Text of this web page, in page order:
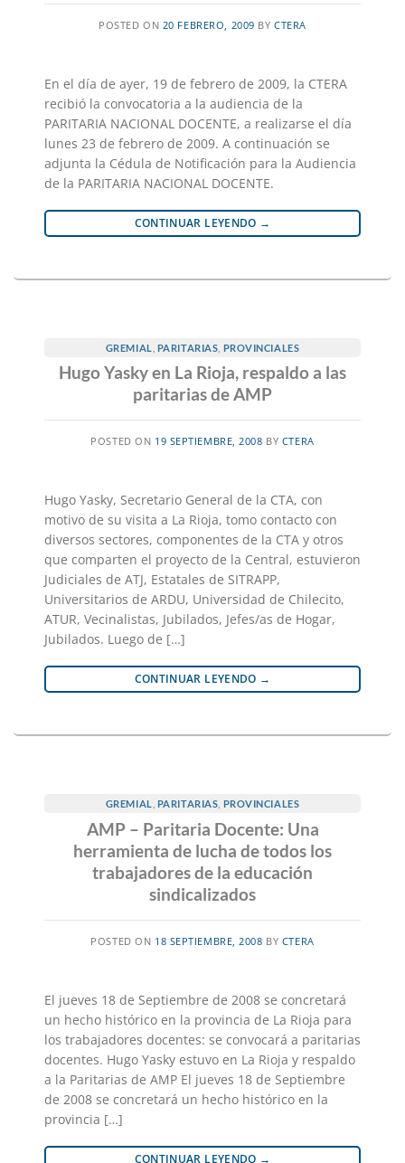
POSTED ON 20 FEBRERO, 2009 BY CTERA
En el día de ayer, 19 de febrero de 2009, la CTERA
recibió la convocatoria a la audiencia de la
PARITARIA NACIONAL DOCENTE, a realizarse el día
lunes 23 de febrero de 2009. A continuación se
adjunta la Cédula de Notificación para la Audiencia
de la PARITARIA NACIONAL DOCENTE.
CONTINUAR LEYENDO →
GREMIAL PARITARIAS PROVINCIALES
Hugo Yasky en La Rioja, respaldo a las
paritarias de AMP
POSTED ON 19 SEPTIEMBRE, 2008 BY CTERA
Hugo Yasky, Secretario General de la CTA, con
motivo de su visita a La Rioja, tomo contacto con
diversos sectores, componentes de la CTA y otros
que comparten el proyecto de la Central, estuvieron
Judiciales de ATJ, Estatales de SITRAPP,
Universitarios de ARDU, Universidad de Chilecito,
ATUR, Vecinalistas, Jubilados, Jefes/as de Hogar,
Jubilados. Luego de […]
CONTINUAR LEYENDO →
GREMIAL PARITARIAS PROVINCIALES
AMP – Paritaria Docente: Una
herramienta de lucha de todos los
trabajadores de la educación
sindicalizados
POSTED ON 18 SEPTIEMBRE, 2008 BY CTERA
El jueves 18 de Septiembre de 2008 se concretará
un hecho histórico en la provincia de La Rioja para
los trabajadores docentes: se convocará a paritarias
docentes. Hugo Yasky estuvo en La Rioja y respaldo
a la Paritarias de AMP El jueves 18 de Septiembre
de 2008 se concretará un hecho histórico en la
provincia […]
CONTINUAR LEYENDO →